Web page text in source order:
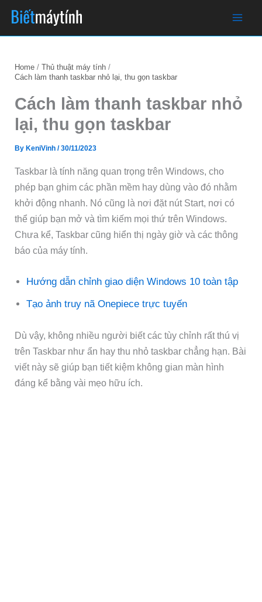
content
Home
Thủ thuật máy tính
Cách làm thanh taskbar nhỏ lại, thu gọn taskbar
Cách làm thanh taskbar nhỏ
lại, thu gọn taskbar
By KeniVinh/30/11/2023
Taskbar là tính năng quan trọng trên Windows, cho
phép bạn ghim các phần mềm hay dùng vào đó nhằm
khởi động nhanh. Nó cũng là nơi đặt nút Start, nơi có
thể giúp bạn mở và tìm kiếm mọi thứ trên Windows.
Chưa kể, Taskbar cũng hiển thị ngày giờ và các thông
báo của máy tính.
Hướng dẫn chỉnh giao diện Windows 10 toàn tập
Tạo ảnh truy nã Onepiece trực tuyến
Dù vậy, không nhiều người biết các tùy chỉnh rất thú vị
trên Taskbar như ẩn hay thu nhỏ taskbar chẳng hạn. Bài
viết này sẽ giúp bạn tiết kiệm không gian màn hình
đáng kể bằng vài mẹo hữu ích.